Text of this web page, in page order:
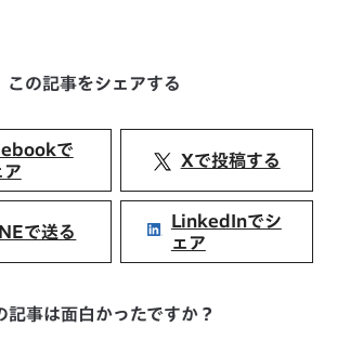
この記事をシェアする
で
ア
Xで投稿する
で送る
LinkedInでシ
ェア
記事は面白かったですか？